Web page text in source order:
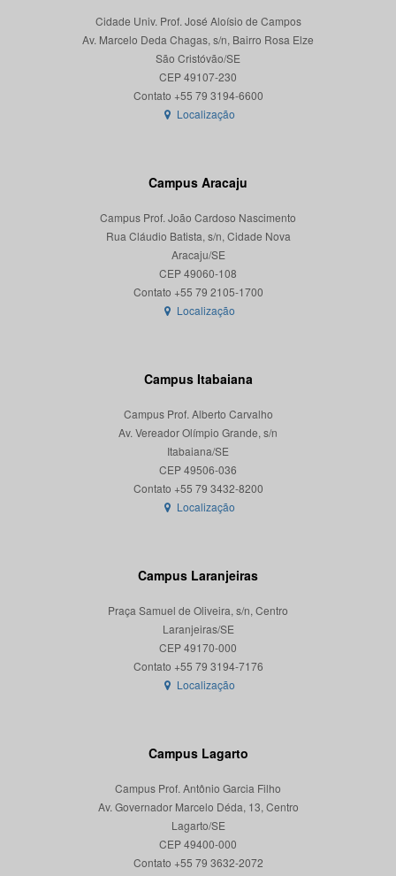
Cidade Univ. Prof. José Aloísio de Campos
Av. Marcelo Deda Chagas, s/n, Bairro Rosa Elze
São Cristóvão/SE
CEP 49107-230
Localização
Campus Aracaju
Campus Prof. João Cardoso Nascimento
Rua Cláudio Batista, s/n, Cidade Nova
Aracaju/SE
CEP 49060-108
Localização
Campus Itabaiana
Campus Prof. Alberto Carvalho
Av. Vereador Olímpio Grande, s/n
Itabaiana/SE
CEP 49506-036
Localização
Campus Laranjeiras
Praça Samuel de Oliveira, s/n, Centro
Laranjeiras/SE
CEP 49170-000
Localização
Campus Lagarto
Campus Prof. Antônio Garcia Filho
Av. Governador Marcelo Déda, 13, Centro
Lagarto/SE
CEP 49400-000